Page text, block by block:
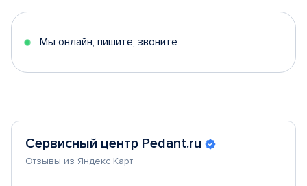
5
Мы онлайн, пишите, звоните
Сервисный центр Pedant.ru
Отзывы из Яндекс Карт